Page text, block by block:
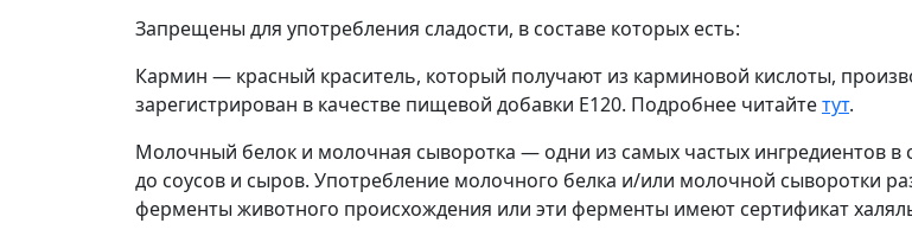
Запрещены для употребления сладости, в составе которых есть:
Кармин — красный краситель, который получают из карминовой кислоты,
зарегистрирован в качестве пищевой добавки Е120. Подробнее читайтетут.
Молочный белок и молочная сыворотка — одни из самых частых ингредиентов в
до соусов и сыров. Употребление молочного белка и/или молочной сыворотки
ферменты животного происхождения или эти ферменты имеют сертификат